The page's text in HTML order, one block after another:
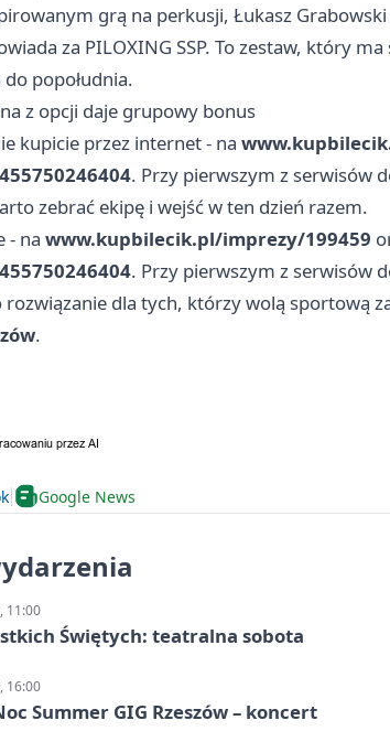
grą na perkusji, Łukasz
za PILOXING SSP. To zestaw, który
popołudnia.
z opcji daje grupowy bonus
kupicie przez internet - na
. Przy pierwszym z serwisów
zebrać ekipę i wejść w ten dzień razem.
- na www.kupbilecik.pl/imprezy/199459
. Przy pierwszym z serwisów
rozwiązanie dla tych, którzy wolą sportową
.
Google News
11:00
Świętych: teatralna sobota
16:00
Summer GIG Rzeszów – koncert